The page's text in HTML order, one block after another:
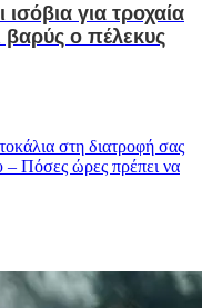
για τροχαία
βαρύς ο πέλεκυς
στη διατροφή σας
– Πόσες ώρες πρέπει να